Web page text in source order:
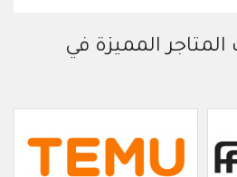
المميزة في